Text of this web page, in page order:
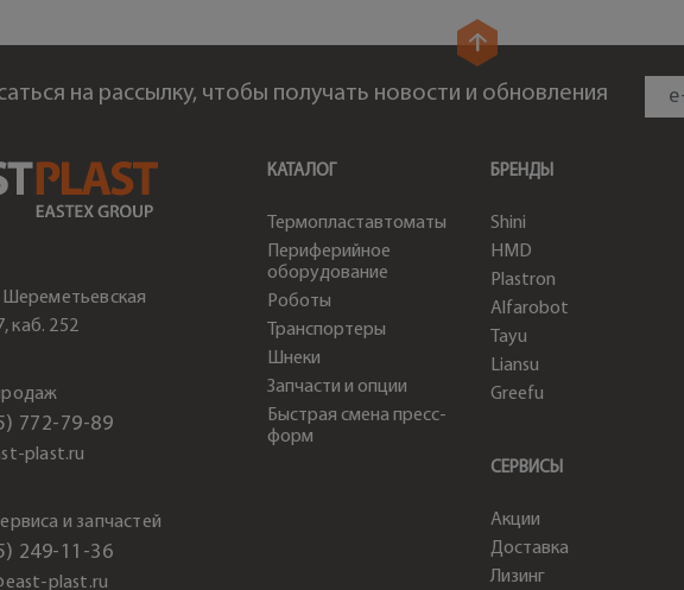
на рассылку, чтобы получать новости и обновления
Шереметьевская
каб. 252
772-79-89
plast.ru
и запчастей
249-11-36
plast.ru
КАТАЛОГ
Термопластавтоматы
Периферийное
оборудование
Роботы
Транспортеры
Шнеки
Запчасти и опции
Быстрая смена пресс-
форм
БРЕНДЫ
Shini
HMD
Plastron
Alfarobot
Tayu
Liansu
Greefu
СЕРВИСЫ
Акции
Доставка
Лизинг